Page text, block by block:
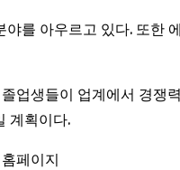
를 아우르고 있다. 또한
업생들이 업계에서 경쟁
계획이다.
페이지